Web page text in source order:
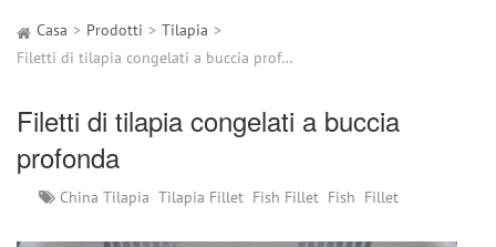
Casa Prodotti
Tilapia
Filetti di tilapia congelati a buccia profonda
Filetti di tilapia congelati a buccia
profonda
China Tilapia Tilapia Fillet Fish Fillet Fish Fillet